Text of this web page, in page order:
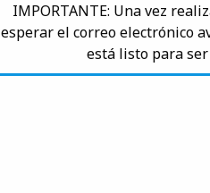
IMPORTANTE: Una vez
esperar el correo electrónico
está listo para